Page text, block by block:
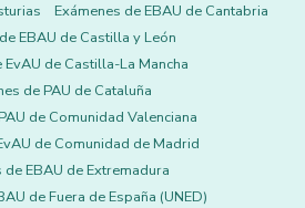
Exámenes de EBAU de Cantabria
EBAU de Castilla y León
EvAU de Castilla-La Mancha
de PAU de Cataluña
de Comunidad Valenciana
de Comunidad de Madrid
de EBAU de Extremadura
de Fuera de España (UNED)